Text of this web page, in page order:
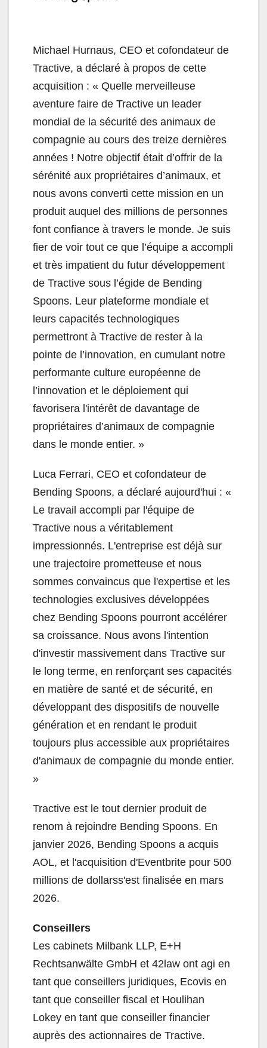
Michael Hurnaus, CEO et cofondateur de
Tractive, a déclaré à propos de cette
acquisition : « Quelle merveilleuse
aventure faire de Tractive un leader
mondial de la sécurité des animaux de
compagnie au cours des treize dernières
années ! Notre objectif était d’offrir de la
sérénité aux propriétaires d’animaux, et
nous avons converti cette mission en un
produit auquel des millions de personnes
font confiance à travers le monde. Je suis
fier de voir tout ce que l’équipe a accompli
et très impatient du futur développement
de Tractive sous l’égide de Bending
Spoons. Leur plateforme mondiale et
leurs capacités technologiques
permettront à Tractive de rester à la
pointe de l’innovation, en cumulant notre
performante culture européenne de
l’innovation et le déploiement qui
favorisera l'intérêt de davantage de
propriétaires d’animaux de compagnie
dans le monde entier. »
Luca Ferrari, CEO et cofondateur de
Bending Spoons, a déclaré aujourd'hui : «
Le travail accompli par l'équipe de
Tractive nous a véritablement
impressionnés. L'entreprise est déjà sur
une trajectoire prometteuse et nous
sommes convaincus que l'expertise et les
technologies exclusives développées
chez Bending Spoons pourront accélérer
sa croissance. Nous avons l'intention
d'investir massivement dans Tractive sur
le long terme, en renforçant ses capacités
en matière de santé et de sécurité, en
développant des dispositifs de nouvelle
génération et en rendant le produit
toujours plus accessible aux propriétaires
d'animaux de compagnie du monde entier.
»
Tractive est le tout dernier produit de
renom à rejoindre Bending Spoons. En
janvier 2026, Bending Spoons a acquis
AOL, et l'acquisition d'Eventbrite pour 500
millions de dollarss'est finalisée en mars
2026.
Conseillers
Les cabinets Milbank LLP, E+H
Rechtsanwälte GmbH et 42law ont agi en
tant que conseillers juridiques, Ecovis en
tant que conseiller fiscal et Houlihan
Lokey en tant que conseiller financier
auprès des actionnaires de Tractive.